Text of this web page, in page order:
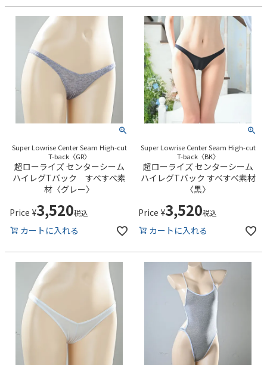
Super Lowrise Center Seam High-cut
T-back〈GR〉
超ローライズ センターシーム
ハイレグTバック すべすべ素
材〈グレー〉
Price ¥3,520税込
カートに入れる
Super Lowrise Center Seam High-cut
T-back〈BK〉
超ローライズ センターシーム
ハイレグTバック すべすべ素材
〈黒〉
Price ¥3,520税込
カートに入れる